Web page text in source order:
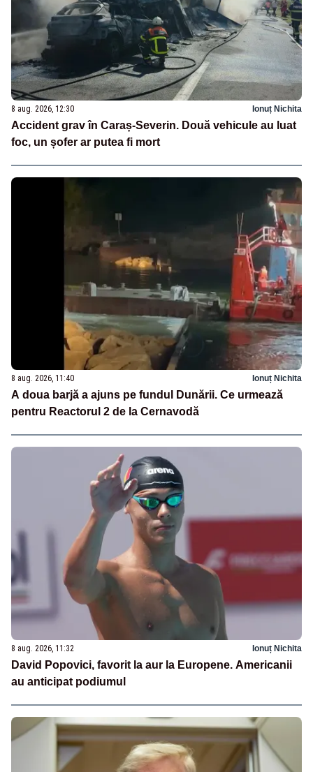
8 aug. 2026, 12:30 Ionuț Nichita
Accident grav în Caraș-Severin. Două vehicule au luat
foc, un șofer ar putea fi mort
8 aug. 2026, 11:40 Ionuț Nichita
A doua barjă a ajuns pe fundul Dunării. Ce urmează
pentru Reactorul 2 de la Cernavodă
8 aug. 2026, 11:32 Ionuț Nichita
David Popovici, favorit la aur la Europene. Americanii
au anticipat podiumul